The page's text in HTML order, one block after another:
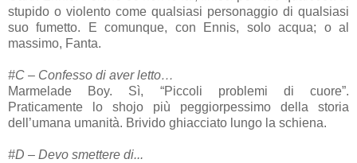
stupido o violento come qualsiasi personaggio di qualsiasi
suo fumetto. E comunque, con Ennis, solo acqua; o al
massimo, Fanta.
#C – Confesso di aver letto…
Marmelade Boy. Sì, “Piccoli problemi di cuore”.
Praticamente lo shojo più peggiorpessimo della storia
dell’umana umanità. Brivido ghiacciato lungo la schiena.
#D – Devo smettere di...